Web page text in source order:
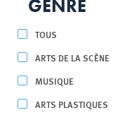
GENRE
TOUS
ARTS DE LA SCÈNE
MUSIQUE
ARTS PLASTIQUES